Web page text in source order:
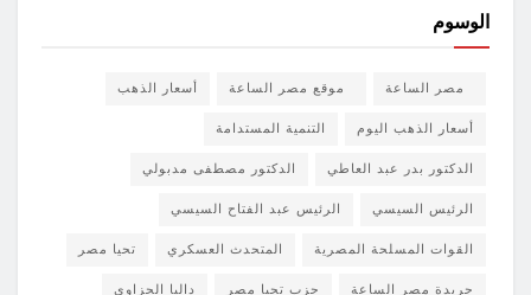
الوسوم
مصر الساعة موقع مصر الساعة أسعار الذهب
أسعار الذهب اليوم التنمية المستدامة
الدكتور بدر عبد العاطي الدكتور مصطفى مدبولي
الرئيس السيسي الرئيس عبد الفتاح السيسي
القوات المسلحة المصرية المتحدث العسكري تحيا مصر
جريدة مصر الساعة حزب تحيا مصر داليا الحزاوي